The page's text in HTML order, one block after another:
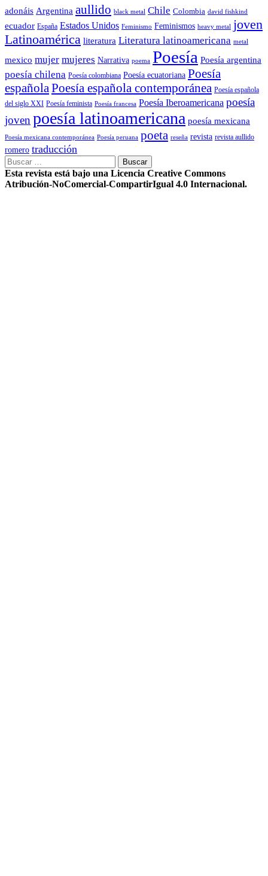
adonáis Argentina aullido black metal Chile Colombia david fishkind
ecuador España Estados Unidos Feminismo Feminismos heavy metal joven
Latinoamérica literatura Literatura latinoamericana metal
mexico mujer mujeres Narrativa poema Poesía Poesía argentina
poesía chilena Poesía colombiana Poesía ecuatoriana Poesía
española Poesía española contemporánea Poesía española
del siglo XXI Poesía feminista Poesía francesa Poesía Iberoamericana poesía
joven poesía latinoamericana poesía mexicana
Poesía mexicana contemporánea Poesía peruana poeta reseña revista revista aullido
romero traducción
Buscar:
Esta revista está bajo una Licencia Creative Commons
Atribución-NoComercial-CompartirIgual 4.0 Internacional.